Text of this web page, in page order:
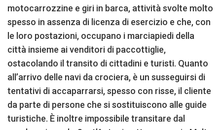
motocarrozzine e giri in barca, attività svolte molto
spesso in assenza di licenza di esercizio e che, con
le loro postazioni, occupano i marciapiedi della
città insieme ai venditori di paccottiglie,
ostacolando il transito di cittadini e turisti. Quanto
all’arrivo delle navi da crociera, è un susseguirsi di
tentativi di accaparrarsi, spesso con risse, il cliente
da parte di persone che si sostituiscono alle guide
turistiche. È inoltre impossibile transitare dal